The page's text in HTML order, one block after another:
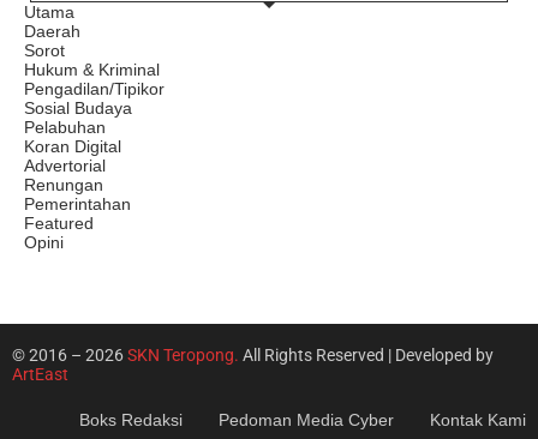
Utama
Daerah
Sorot
Hukum & Kriminal
Pengadilan/Tipikor
Sosial Budaya
Pelabuhan
Koran Digital
Advertorial
Renungan
Pemerintahan
Featured
Opini
© 2016 – 2026SKN Teropong. All Rights Reserved | Developed by
ArtEast
Boks Redaksi Pedoman Media Cyber Kontak Kami